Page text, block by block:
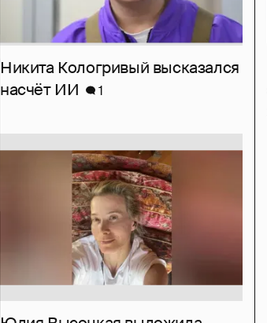
Никита Кологривый высказался
насчёт ИИ
1